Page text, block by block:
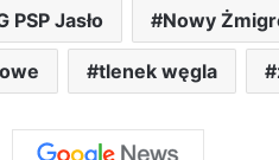
PSP Jasło Nowy
tlenek węgla